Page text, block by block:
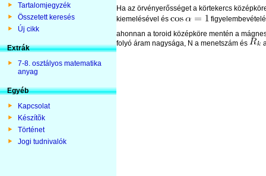
Tartalomjegyzék
Összetett keresés
Új cikk
Extrák
7-8. osztályos matematika
anyag
Egyéb
Kapcsolat
Készítõk
Történet
Jogi tudnivalók
Ha az örvényerősséget a körtekercs
kiemelésével és
ahonnan a toroid középköre mentén a
folyó áram nagysága, N a menetszám és